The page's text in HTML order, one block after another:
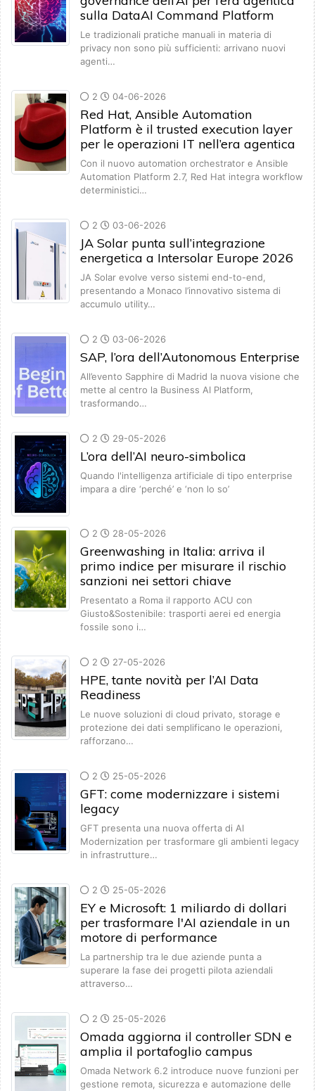
sulla DataAI Command Platform
Le tradizionali pratiche manuali in materia di
privacy non sono più sufficienti: arrivano nuovi
agenti…
2 04-06-2026
Red Hat, Ansible Automation
Platform è il trusted execution layer
per le operazioni IT nell’era agentica
Con il nuovo automation orchestrator e Ansible
Automation Platform 2.7, Red Hat integra workflow
deterministici…
2 03-06-2026
JA Solar punta sull’integrazione
energetica a Intersolar Europe 2026
JA Solar evolve verso sistemi end-to-end,
presentando a Monaco l’innovativo sistema di
accumulo utility…
2 03-06-2026
SAP, l’ora dell’Autonomous Enterprise
All’evento Sapphire di Madrid la nuova visione che
mette al centro la Business AI Platform,
trasformando…
2 29-05-2026
L’ora dell’AI neuro-simbolica
Quando l'intelligenza artificiale di tipo enterprise
impara a dire ‘perché’ e ‘non lo so’
2 28-05-2026
Greenwashing in Italia: arriva il
primo indice per misurare il rischio
sanzioni nei settori chiave
Presentato a Roma il rapporto ACU con
Giusto&Sostenibile: trasporti aerei ed energia
fossile sono i…
2 27-05-2026
HPE, tante novità per l’AI Data
Readiness
Le nuove soluzioni di cloud privato, storage e
protezione dei dati semplificano le operazioni,
rafforzano…
2 25-05-2026
GFT: come modernizzare i sistemi
legacy
GFT presenta una nuova offerta di AI
Modernization per trasformare gli ambienti legacy
in infrastrutture…
2 25-05-2026
EY e Microsoft: 1 miliardo di dollari
per trasformare l'AI aziendale in un
motore di performance
La partnership tra le due aziende punta a
superare la fase dei progetti pilota aziendali
attraverso…
2 25-05-2026
Omada aggiorna il controller SDN e
amplia il portafoglio campus
Omada Network 6.2 introduce nuove funzioni per
gestione remota, sicurezza e automazione delle